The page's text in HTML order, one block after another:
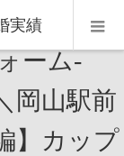
実績
ーム-
岡山駅前
】カップ